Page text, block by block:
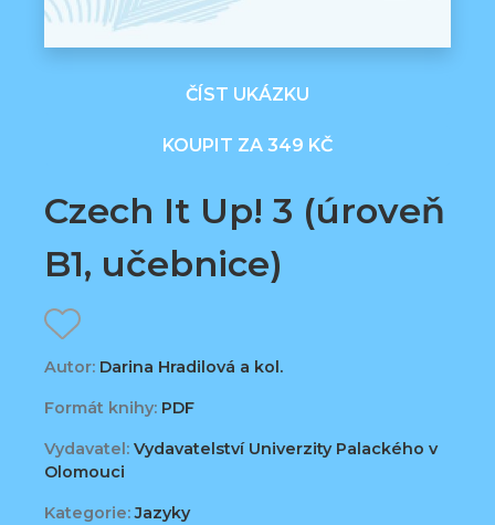
ČÍST UKÁZKU
KOUPIT ZA 349 KČ
Czech It Up! 3 (úroveň
B1, učebnice)
Autor: Darina Hradilová a kol.
Formát knihy: PDF
Vydavatel: Vydavatelství Univerzity Palackého v
Olomouci
Kategorie:Jazyky